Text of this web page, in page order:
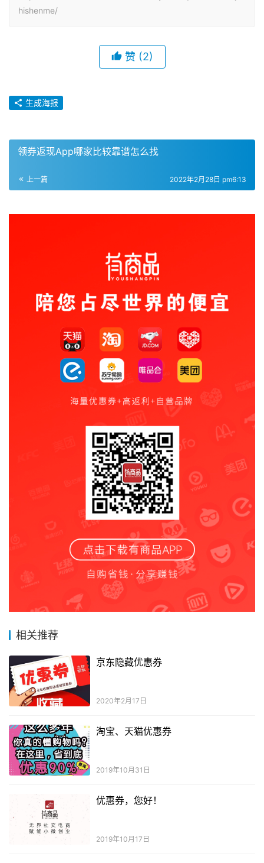
hishenme/
赞 (2)
生成海报
领券返现App哪家比较靠谱怎么找
上一篇 2022年2月28日 pm6:13
相关推荐
京东隐藏优惠券
2020年2月17日
淘宝、天猫优惠券
2019年10月31日
优惠券，您好！
2019年10月17日